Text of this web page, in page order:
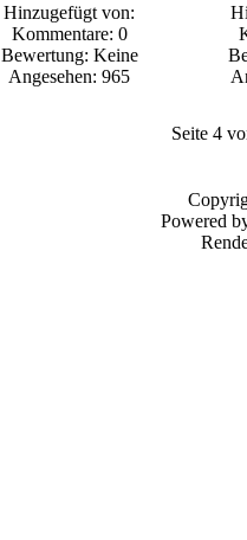
Hinzugefügt von:
Kommentare: 0
Bewertung: Keine
Angesehen: 965
Seite 4
Powered